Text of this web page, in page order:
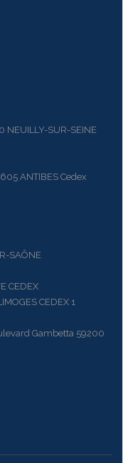
SUR-SEINE
ANTIBES Cedex
SAÔNE
CEDEX
CEDEX 1
Gambetta 59200